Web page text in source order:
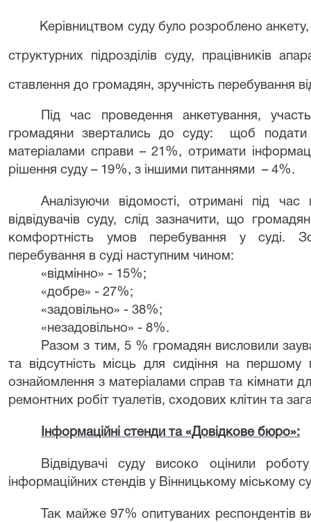
Керівництвом суду було розроблено анкету,
структурних підрозділів суду, працівників
ставлення до громадян, зручність перебування
Під час проведення анкетування,
громадяни звертались до суду: щоб
матеріалами справи – 21 %, отримати
рішення суду – 1 9%, з іншими питаннями – 4%.
Аналізуючи відомості, отримані під
відвідувачів суду, слід зазначити, що
комфортність умов перебування у суді.
перебування в суді наступним чином:
«відмінно» - 15%;
«добре» - 27%;
«задовільно» - 38%;
«незадовільно» - 8%.
Разом з тим, 5 % громадян висловили
та відсутність місць для сидіння на першому
ознайомлення з матеріалами справ та кімнати
ремонтних робіт туалетів, сходових клітин та
Інформаційні стенди та «Довідкове бюро»:
Відвідувачі суду високо оцінили
інформаційних стендів у Вінницькому міському
Так майже 97% опитуваних респондентів